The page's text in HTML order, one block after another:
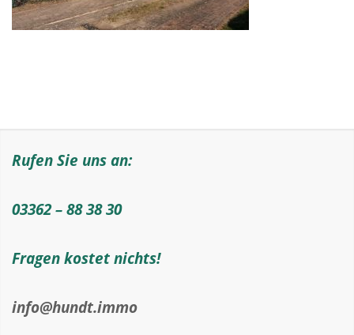
Rufen Sie uns an:
03362 – 88 38 30
Fragen kostet nichts!
info@hundt.immo